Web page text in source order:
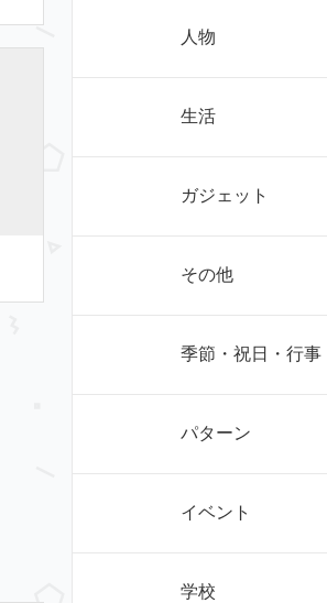
人物
生活
ガジェット
その他
季節・祝日・行事
パターン
イベント
学校